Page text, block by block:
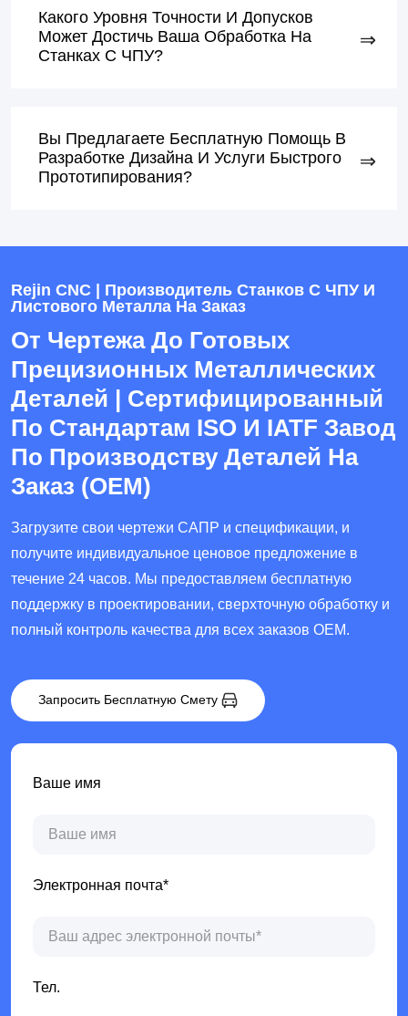
Какого Уровня Точности И Допусков
Может Достичь Ваша Обработка На
Станках С ЧПУ?
Вы Предлагаете Бесплатную Помощь В
Разработке Дизайна И Услуги Быстрого
Прототипирования?
Rejin CNC | Производитель Станков С ЧПУ И
Листового Металла На Заказ
От Чертежа До Готовых
Прецизионных Металлических
Деталей | Сертифицированный
По Стандартам ISO И IATF Завод
По Производству Деталей На
Заказ (OEM)
Загрузите свои чертежи САПР и спецификации, и
получите индивидуальное ценовое предложение в
течение 24 часов. Мы предоставляем бесплатную
поддержку в проектировании, сверхточную обработку и
полный контроль качества для всех заказов OEM.
Запросить Бесплатную Смету
Ваше имя
Электронная почта*
Тел.